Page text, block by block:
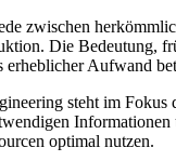
zwischen
Die Bedeutung,
Aufwand
steht im
optimal nutzen.